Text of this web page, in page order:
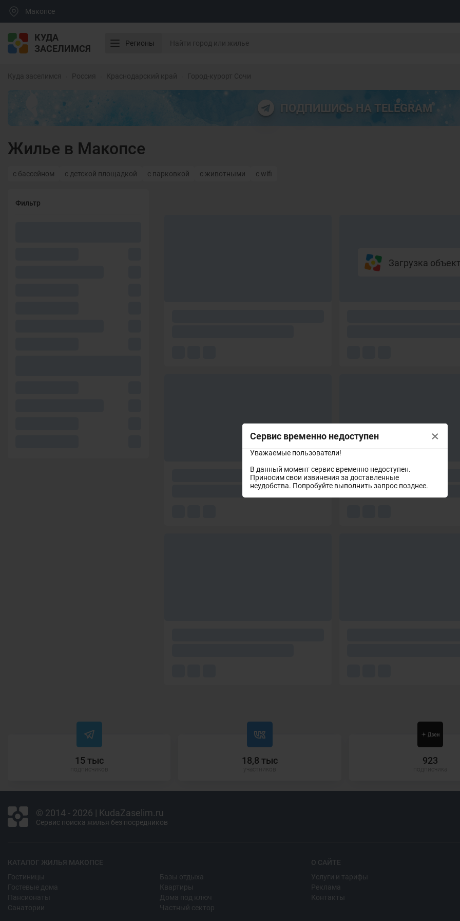
Сервис временно недоступен
Уважаемые пользователи!
В данный момент сервис временно недоступен.
Приносим свои извинения за доставленные
неудобства. Попробуйте выполнить запрос позднее.
×
Макопсе
КУДА
ЗАСЕЛИМСЯ
Регионы
Куда заселимся Россия Краснодарский край Город-курорт Сочи
ПОДПИШИСЬ НА TELEGRAM
Жилье в Макопсе
с бассейном с детской площадкой с парковкой с животными с wifi
Фильтр
Загрузка
15 тыс 18,8 тыс 923
© 2014 - 2026 | KudaZaselim.ru
Сервис поиска жилья без посредников
КАТАЛОГ ЖИЛЬЯ МАКОПСЕ
Гостиницы
Гостевые дома
Пансионаты
Санатории
Базы отдыха
Квартиры
Дома под ключ
Частный сектор
О САЙТЕ
Услуги и тарифы
Реклама
Контакты